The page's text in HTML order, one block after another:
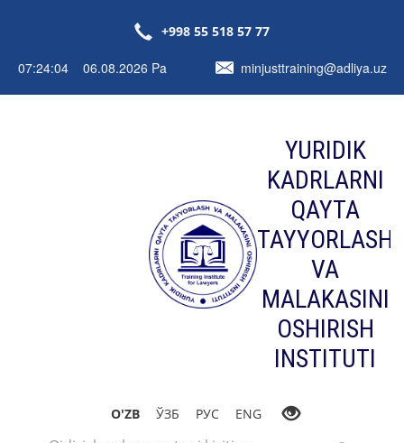
+998 55 518 57 77
07:24:05 06.08.2026 Pa minjusttraining@adliya.uz
YURIDIK
KADRLARNI
QAYTA
TAYYORLASH
VA
MALAKASINI
OSHIRISH
INSTITUTI
O'ZB ЎЗБ РУС ENG